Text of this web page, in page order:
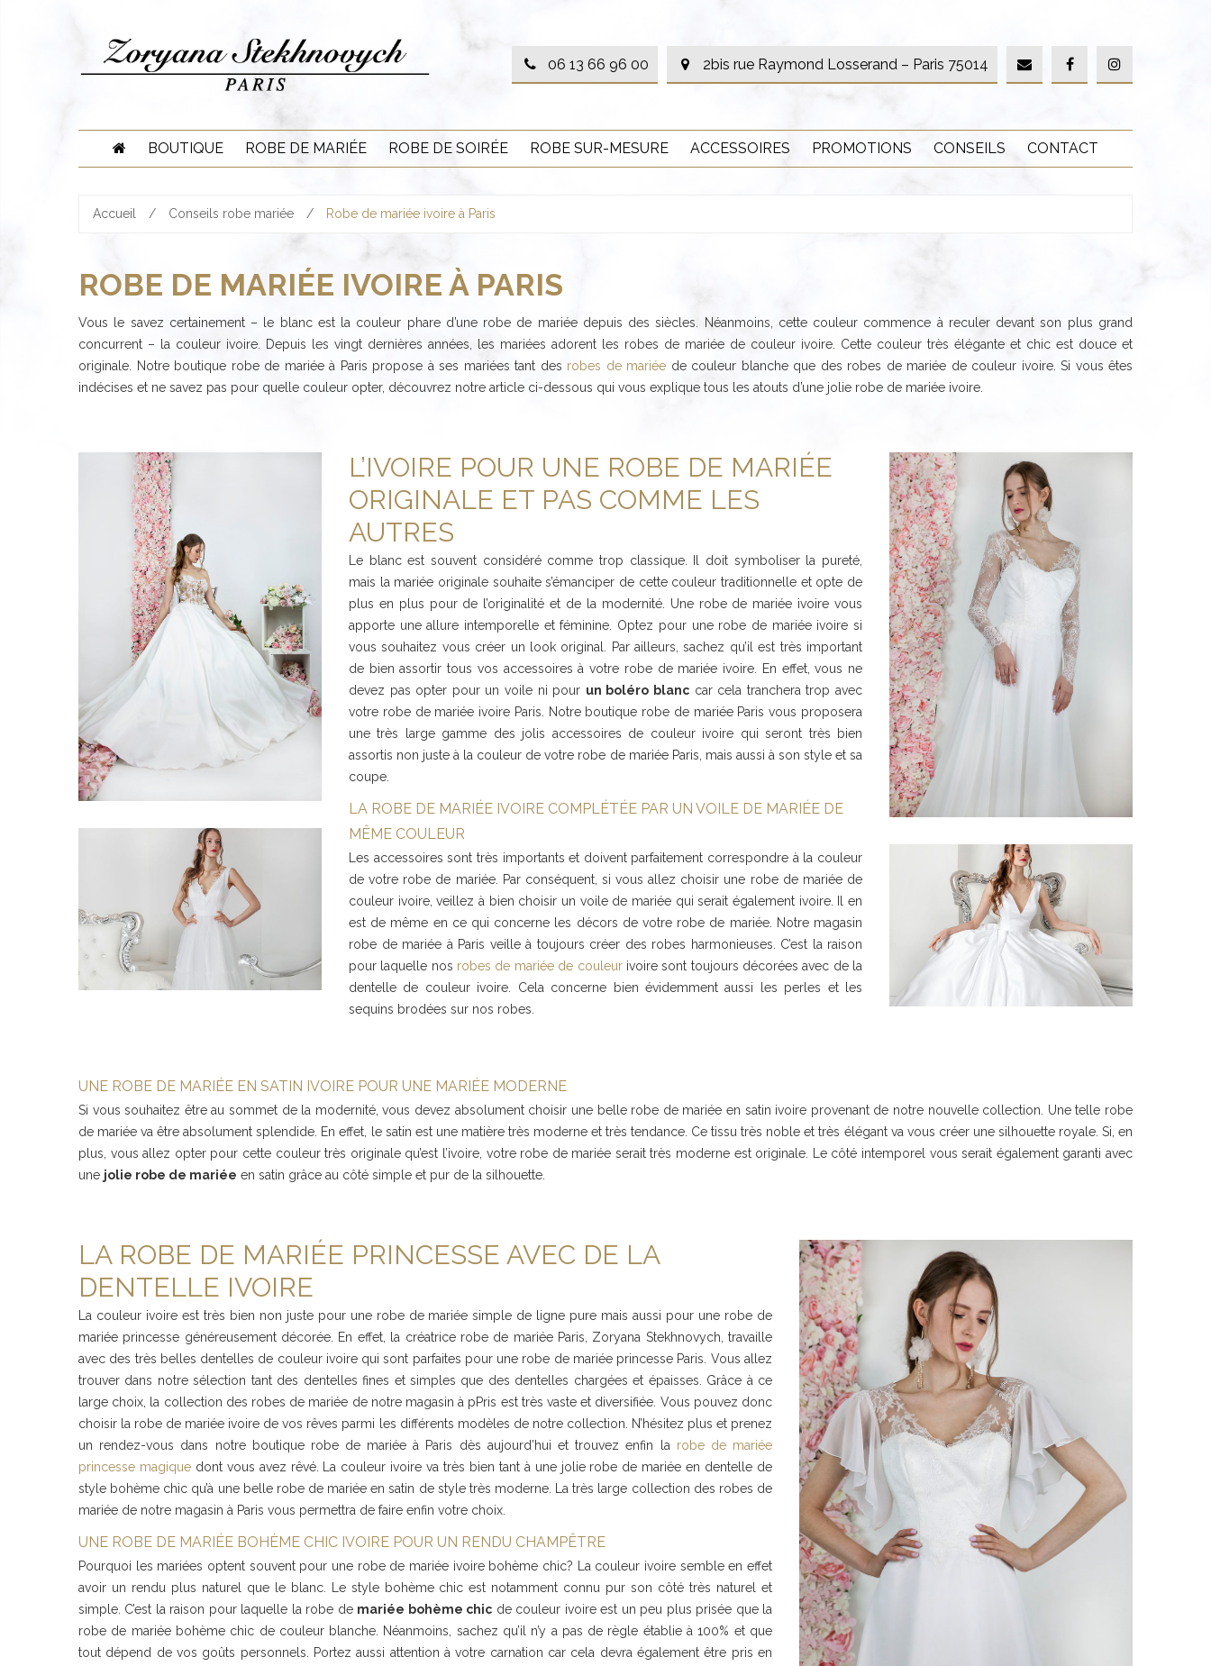
06 13 66 96 00 2bis rue Raymond Losserand – Paris 75014
BOUTIQUE ROBE DE MARIÉE ROBE DE SOIRÉE ROBE SUR-MESURE ACCESSOIRES PROMOTIONS CONSEILS CONTACT
Accueil / Conseils robe mariée / Robe de mariée ivoire à Paris
ROBE DE MARIÉE IVOIRE À PARIS
Vous le savez certainement – le blanc est la couleur phare d’une robe de mariée depuis des siècles. Néanmoins, cette couleur commence à reculer devant son plus grand
concurrent – la couleur ivoire. Depuis les vingt dernières années, les mariées adorent les robes de mariée de couleur ivoire. Cette couleur très élégante et chic est douce et
originale. Notre boutique robe de mariée à Paris propose à ses mariées tant des robes de mariée de couleur blanche que des robes de mariée de couleur ivoire. Si vous êtes
indécises et ne savez pas pour quelle couleur opter, découvrez notre article ci-dessous qui vous explique tous les atouts d’une jolie robe de mariée ivoire.
L’IVOIRE POUR UNE ROBE DE MARIÉE
ORIGINALE ET PAS COMME LES
AUTRES
Le blanc est souvent considéré comme trop classique. Il doit symboliser la pureté,
mais la mariée originale souhaite s’émanciper de cette couleur traditionnelle et opte de
plus en plus pour de l’originalité et de la modernité. Une robe de mariée ivoire vous
apporte une allure intemporelle et féminine. Optez pour une robe de mariée ivoire si
vous souhaitez vous créer un look original. Par ailleurs, sachez qu’il est très important
de bien assortir tous vos accessoires à votre robe de mariée ivoire. En effet, vous ne
devez pas opter pour un voile ni pour un boléro blanc car cela tranchera trop avec
votre robe de mariée ivoire Paris. Notre boutique robe de mariée Paris vous proposera
une très large gamme des jolis accessoires de couleur ivoire qui seront très bien
assortis non juste à la couleur de votre robe de mariée Paris, mais aussi à son style et sa
coupe.
LA ROBE DE MARIÉE IVOIRE COMPLÉTÉE PAR UN VOILE DE MARIÉE DE
MÊME COULEUR
Les accessoires sont très importants et doivent parfaitement correspondre à la couleur
de votre robe de mariée. Par conséquent, si vous allez choisir une robe de mariée de
couleur ivoire, veillez à bien choisir un voile de mariée qui serait également ivoire. Il en
est de même en ce qui concerne les décors de votre robe de mariée. Notre magasin
robe de mariée à Paris veille à toujours créer des robes harmonieuses. C’est la raison
pour laquelle nos robes de mariée de couleurivoire sont toujours décorées avec de la
dentelle de couleur ivoire. Cela concerne bien évidemment aussi les perles et les
sequins brodées sur nos robes.
UNE ROBE DE MARIÉE EN SATIN IVOIRE POUR UNE MARIÉE MODERNE
Si vous souhaitez être au sommet de la modernité, vous devez absolument choisir une belle robe de mariée en satin ivoire provenant de notre nouvelle collection. Une telle robe
de mariée va être absolument splendide. En effet, le satin est une matière très moderne et très tendance. Ce tissu très noble et très élégant va vous créer une silhouette royale. Si, en
plus, vous allez opter pour cette couleur très originale qu’est l’ivoire, votre robe de mariée serait très moderne est originale. Le côté intemporel vous serait également garanti avec
une jolie robe de mariée en satin grâce au côté simple et pur de la silhouette.
LA ROBE DE MARIÉE PRINCESSE AVEC DE LA
DENTELLE IVOIRE
La couleur ivoire est très bien non juste pour une robe de mariée simple de ligne pure mais aussi pour une robe de
mariée princesse généreusement décorée. En effet, la créatrice robe de mariée Paris, Zoryana Stekhnovych, travaille
avec des très belles dentelles de couleur ivoire qui sont parfaites pour une robe de mariée princesse Paris. Vous allez
trouver dans notre sélection tant des dentelles fines et simples que des dentelles chargées et épaisses. Grâce à ce
large choix, la collection des robes de mariée de notre magasin à pPris est très vaste et diversifiée. Vous pouvez donc
choisir la robe de mariée ivoire de vos rêves parmi les différents modèles de notre collection. N’hésitez plus et prenez
un rendez-vous dans notre boutique robe de mariée à Paris dès aujourd’hui et trouvez enfin la robe de mariée
princesse magique dont vous avez rêvé. La couleur ivoire va très bien tant à une jolie robe de mariée en dentelle de
style bohème chic qu’à une belle robe de mariée en satin de style très moderne. La très large collection des robes de
mariée de notre magasin à Paris vous permettra de faire enfin votre choix.
UNE ROBE DE MARIÉE BOHÈME CHIC IVOIRE POUR UN RENDU CHAMPÊTRE
Pourquoi les mariées optent souvent pour une robe de mariée ivoire bohème chic? La couleur ivoire semble en effet
avoir un rendu plus naturel que le blanc. Le style bohème chic est notamment connu pur son côté très naturel et
simple. C’est la raison pour laquelle la robe de mariée bohème chic de couleur ivoire est un peu plus prisée que la
robe de mariée bohème chic de couleur blanche. Néanmoins, sachez qu’il n’y a pas de règle établie à 100% et que
tout dépend de vos goûts personnels. Portez aussi attention à votre carnation car cela devra également être pris en